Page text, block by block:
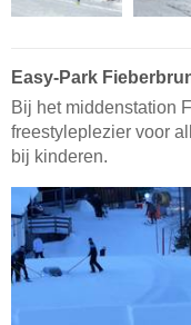
Easy-Park
Bij het middenstation
freestyleplezier voor
bij kinderen.